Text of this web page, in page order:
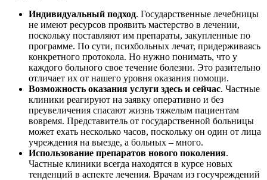
Индивидуальный подход. Государственные лечебницы
не имеют ресурсов проявить мастерство в лечении,
поскольку поставляют им препараты, закупленные по
программе. По сути, психбольных лечат, придерживаясь
конкретного протокола. Но нужно понимать, что у
каждого больного свое течение болезни. Это разительно
отличает их от нашего уровня оказания помощи.
Возможность оказания услуги здесь и сейчас. Частные
клиники реагируют на заявку оперативно и без
преувеличения спасают жизнь тяжелым пациентам
вовремя. Представитель от государственной больницы
может ехать несколько часов, поскольку он один от лица
учреждения на выезде, а больных – много.
Использование препаратов нового поколения.
Частные клиники всегда находятся в курсе новых
тенденций в аспекте лечения. Врачам из госучреждений